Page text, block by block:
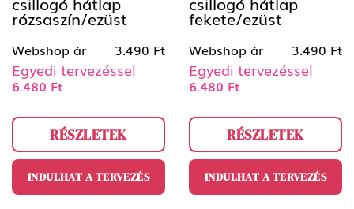
rózsaszín/ezüst
Webshop ár 3.490 Ft
Egyedi tervezéssel
6.480 Ft
RÉSZLETEK
INDULHAT A TERVEZÉS
fekete/ezüst
Webshop ár 3.490 Ft
Egyedi tervezéssel
6.480 Ft
RÉSZLETEK
INDULHAT A TERVEZÉS